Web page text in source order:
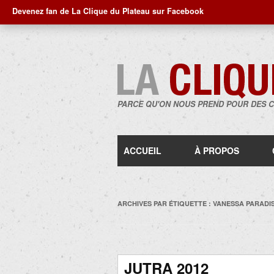
Devenez fan de La Clique du Plateau sur Facebook
PARCE QU'ON NOUS PREND POUR DES
ACCUEIL À PROPOS
ARCHIVES PAR ÉTIQUETTE : VANESSA
JUTRA 2012